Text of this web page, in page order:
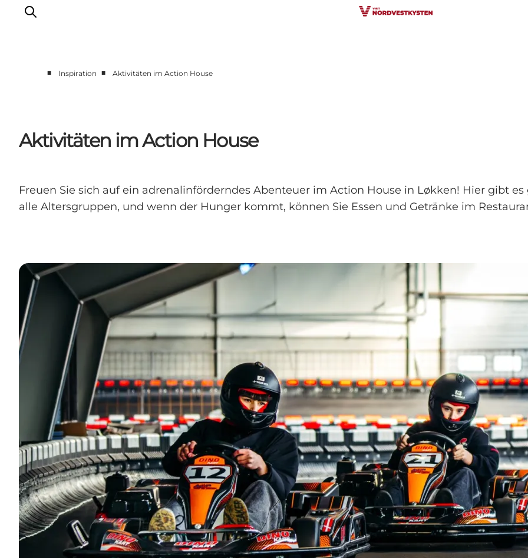
Events
Unterkunft
■ Inspiration ■ Aktivitäten im Action House
Aktivitäten im Action House
Freuen Sie sich auf ein adrenalinförderndes Abenteuer im Action House in Løkken! Hier gibt
alle Altersgruppen, und wenn der Hunger kommt, können Sie Essen und Getränke im